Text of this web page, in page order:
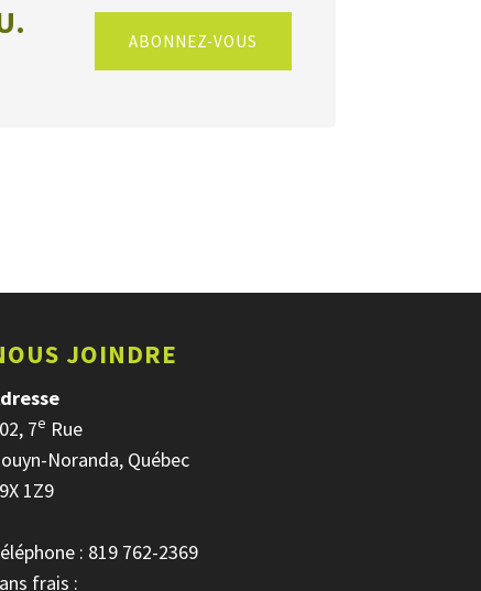
ABONNEZ-VOUS
JOINDRE
7e Rue
Noranda, Québec
1Z9
: 819 762-2369
frais :